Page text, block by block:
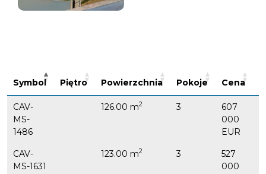
Symbol Piętro Powierzchnia Pokoje Cena
CAV-
MS-
1486
126.00 m2 3
607
000
EUR
CAV-
MS-1631
123.00 m2 3
527
000